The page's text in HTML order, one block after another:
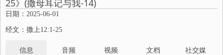
25》(撒母耳记与我-14)
日期：2025-06-01
经文：撒上12:1-25
信息 音频 视频 文档
社交媒